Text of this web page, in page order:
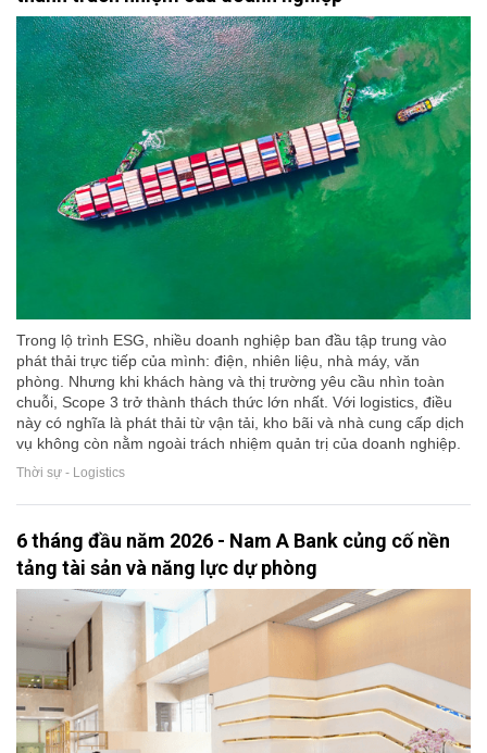
Trong lộ trình ESG, nhiều doanh nghiệp ban đầu tập trung vào
phát thải trực tiếp của mình: điện, nhiên liệu, nhà máy, văn
phòng. Nhưng khi khách hàng và thị trường yêu cầu nhìn toàn
chuỗi, Scope 3 trở thành thách thức lớn nhất. Với logistics, điều
này có nghĩa là phát thải từ vận tải, kho bãi và nhà cung cấp dịch
vụ không còn nằm ngoài trách nhiệm quản trị của doanh nghiệp.
Thời sự - Logistics
6 tháng đầu năm 2026 - Nam A Bank củng cố nền
tảng tài sản và năng lực dự phòng